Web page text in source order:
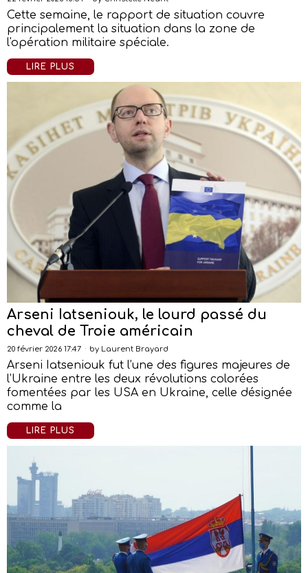
Cette semaine, le rapport de situation couvre
principalement la situation dans la zone de
l'opération militaire spéciale.
LIRE PLUS
Arseni Iatseniouk, le lourd passé du
cheval de Troie américain
20 février 2026 17:47 by Laurent Brayard
Arseni Iatseniouk fut l’une des figures majeures de
l’Ukraine entre les deux révolutions colorées
fomentées par les USA en Ukraine, celle désignée
comme la
LIRE PLUS